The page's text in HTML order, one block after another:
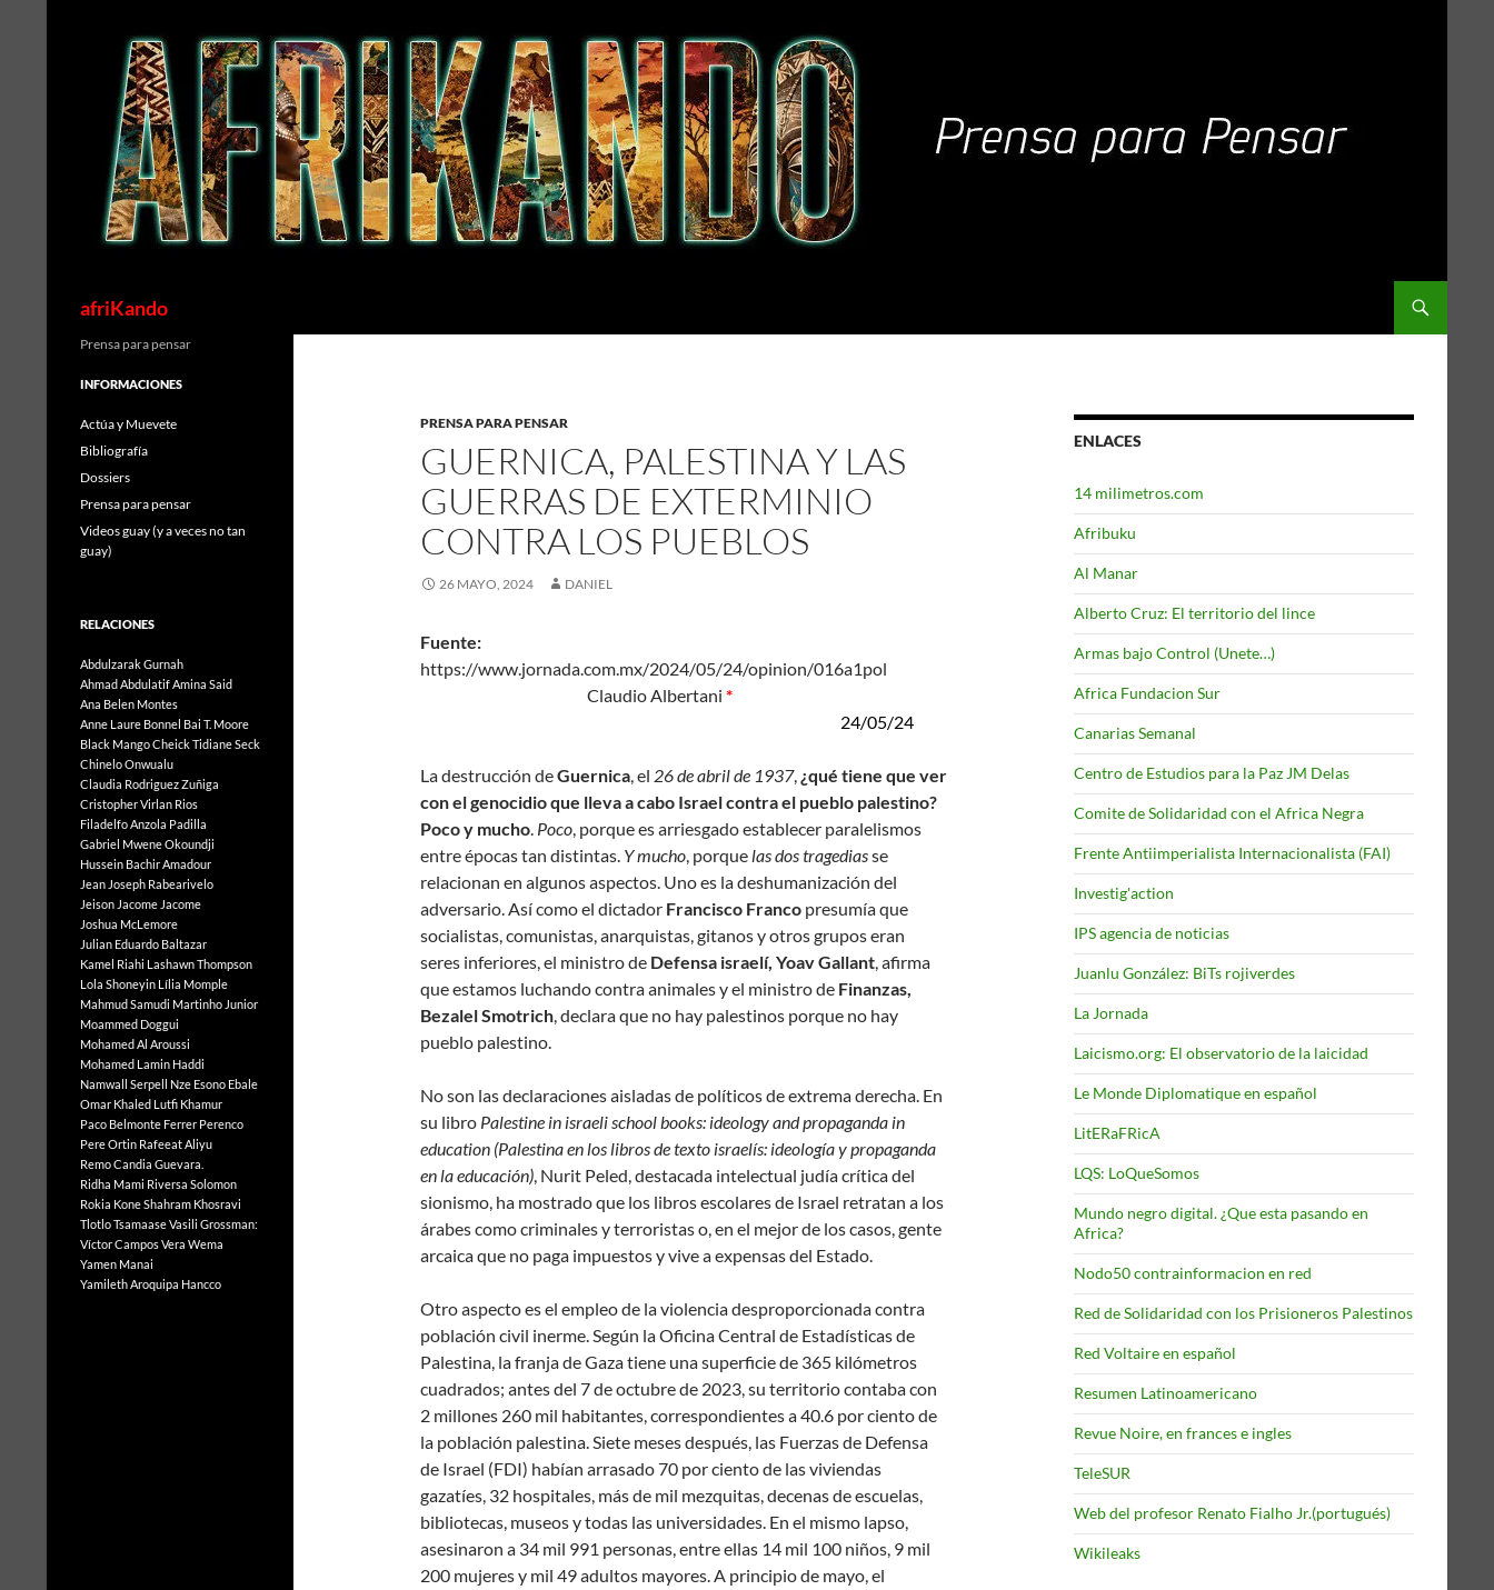
afriKando
PRENSA PARA PENSAR
GUERNICA, PALESTINA Y LAS
GUERRAS DE EXTERMINIO
CONTRA LOS PUEBLOS
26 MAYO, 2024 DANIEL
Fuente:
https://www.jornada.com.mx/2024/05/24/opinion/016a1pol
Claudio Albertani *
24/05/24
La destrucción deGuernica, el 26 de abril de 1937, ¿qué tiene que ver
con el genocidio que lleva a cabo Israel contra el pueblo palestino?
Poco y mucho. Poco, porque es arriesgado establecer paralelismos
entre épocas tan distintas. Y mucho, porque las dos tragediasse
relacionan en algunos aspectos. Uno es la deshumanización del
adversario. Así como el dictador Francisco Franco presumía que
socialistas, comunistas, anarquistas, gitanos y otros grupos eran
seres inferiores, el ministro de Defensa israelí, Yoav Gallant, afirma
queestamos luchando contra animalesy el ministro de Finanzas,
Bezalel Smotrich, declara que no hay palestinos porque no hay
pueblo palestino.
No son las declaraciones aisladas de políticos de extrema derecha. En
su libro Palestine in israeli school books: ideology and propaganda in
education (Palestina en los libros de texto israelís: ideología y propaganda
en la educación), Nurit Peled, destacada intelectual judía crítica del
sionismo, ha mostrado que los libros escolares de Israel retratan a los
árabes como criminales y terroristas o, en el mejor de los casos, gente
arcaica que no paga impuestos y vive a expensas del Estado.
Otro aspecto es el empleo de la violencia desproporcionada contra
población civil inerme. Según la Oficina Central de Estadísticas de
Palestina, la franja de Gaza tiene una superficie de 365 kilómetros
cuadrados; antes del 7 de octubre de 2023, su territorio contaba con
2 millones 260 mil habitantes, correspondientes a 40.6 por ciento de
la población palestina. Siete meses después, las Fuerzas de Defensa
de Israel (FDI) habían arrasado 70 por ciento de las viviendas
gazatíes, 32 hospitales, más de mil mezquitas, decenas de escuelas,
bibliotecas, museos y todas las universidades. En el mismo lapso,
asesinaron a 34 mil 991 personas, entre ellas 14 mil 100 niños, 9 mil
200 mujeres y mil 49 adultos mayores. A principio de mayo, el
ENLACES
14 milimetros.com
Afribuku
Al Manar
Alberto Cruz: El territorio del lince
Armas bajo Control (Unete…)
Africa Fundacion Sur
Canarias Semanal
Centro de Estudios para la Paz JM Delas
Comite de Solidaridad con el Africa Negra
Frente Antiimperialista Internacionalista (FAI)
Investig'action
IPS agencia de noticias
Juanlu González: BiTs rojiverdes
La Jornada
Laicismo.org: El observatorio de la laicidad
Le Monde Diplomatique en español
LitERaFRicA
LQS: LoQueSomos
Mundo negro digital. ¿Que esta pasando en
Africa?
Nodo50 contrainformacion en red
Red de Solidaridad con los Prisioneros Palestinos
Red Voltaire en español
Resumen Latinoamericano
Revue Noire, en frances e ingles
TeleSUR
Web del profesor Renato Fialho Jr.(portugués)
Wikileaks
Prensa para pensar
INFORMACIONES
Actúa y Muevete
Bibliografía
Dossiers
Prensa para pensar
Videos guay (y a veces no tan
guay)
RELACIONES
Abdulzarak Gurnah
Ahmad AbdulatifAmina Said
Ana Belen Montes
Anne Laure Bonnel Bai T. Moore
Black MangoCheick Tidiane Seck
Chinelo Onwualu
Claudia Rodriguez Zuñiga
Cristopher Virlan Rios
Filadelfo Anzola Padilla
Gabriel Mwene Okoundji
Hussein Bachir Amadour
Jean Joseph Rabearivelo
Jeison Jacome Jacome
Joshua McLemore
Julian Eduardo Baltazar
Kamel Riahi Lashawn Thompson
Lola Shoneyin Lília Momple
Mahmud Samudi Martinho Junior
Moammed Doggui
Mohamed Al Aroussi
Mohamed Lamin Haddi
Namwall Serpell Nze Esono Ebale
Omar Khaled Lutfi Khamur
Paco Belmonte Ferrer Perenco
Pere Ortin Rafeeat Aliyu
Remo Candia Guevara.
Ridha Mami Riversa Solomon
Rokia KoneShahram Khosravi
Tlotlo TsamaaseVasili Grossman:
Víctor Campos Vera Wema
Yamen Manai
Yamileth Aroquipa Hancco